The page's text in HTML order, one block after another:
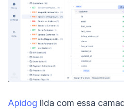
Apidog lida com essa